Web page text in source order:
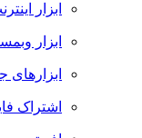
ابزار
ابزار
ابزارهای
اشتراک